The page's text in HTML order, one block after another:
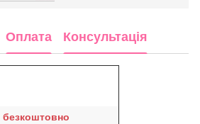
Оплата Консультація
безкоштовно